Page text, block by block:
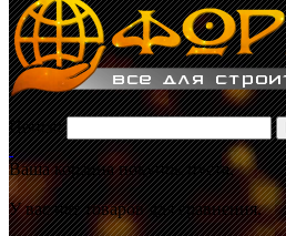
Поиск:
Ваша корзина покупок пуста.
У вас нет товаров для сравнения.